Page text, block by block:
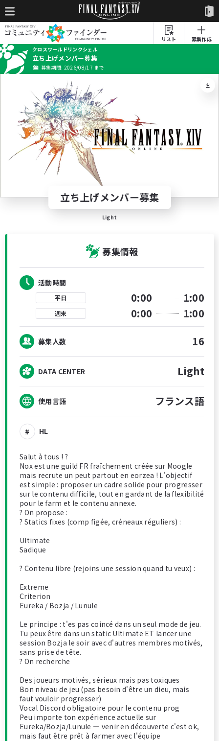
リスト
募集作成
クロスワールドリンクシェル
立ち上げメンバー募集
募集期間: 2026/08/17 まで
立ち上げメンバー募集
Light
募集情報
活動時間
平日 0:00 1:00
週末 0:00 1:00
募集人数 16
DATA CENTER Light
使用言語 フランス語
HL
Salut à tous ! ?
Nox est une guild FR fraîchement créée sur Moogle
mais recrute un peut partout en eorzea ! L'objectif
est simple : proposer un cadre solide pour progresser
sur le contenu difficile, tout en gardant de la flexibilité
pour le farm et le contenu annexe.
? On propose :
? Statics fixes (comp figée, créneaux réguliers) :
Ultimate
Sadique
? Contenu libre (rejoins une session quand tu veux) :
Extreme
Criterion
Eureka / Bozja / Lunule
Le principe : t'es pas coincé dans un seul mode de jeu.
Tu peux être dans un static Ultimate ET lancer une
session Bozja le soir avec d'autres membres motivés,
sans prise de tête.
? On recherche
Des joueurs motivés, sérieux mais pas toxiques
Bon niveau de jeu (pas besoin d'être un dieu, mais
faut vouloir progresser)
Vocal Discord obligatoire pour le contenu prog
Peu importe ton expérience actuelle sur
Eureka/Bozja/Lunule — venir en découverte c'est ok,
mais faut être prêt à farmer avec l'équipe